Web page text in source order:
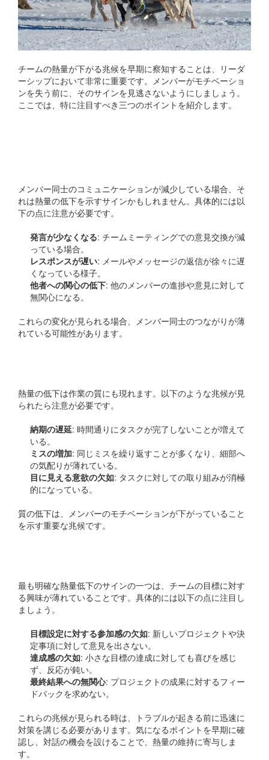
チームの熱量が下がる兆候を早期に察知することは、リーダ
ーシップにおいて非常に重要です。メンバーがモチベーショ
ンを失う前に、そのサインを見逃さないようにしましょう。
ここでは、特に注目すべき三つのポイントを紹介します。
メンバー同士のコミュニケーションが減少している場合、そ
れは熱量の低下を示すサインかもしれません。具体的には以
下の点に注意が必要です。
発言が少なくなる: チームミーティングでの意見交換が減
っている場合。
レスポンスが遅い: メールやメッセージの返信が徐々に遅
くなっている様子。
他者への関心の低下: 他のメンバーの進捗や意見に対して
無関心になる。
これらの変化が見られる場合、メンバー同士のつながりが薄
れている可能性があります。
熱量の低下は作業の質にも現れます。以下のような兆候が見
られたら注意が必要です。
納期の遅延: 時間通りにタスクが完了しないことが増えて
いる。
ミスの増加: 同じミスを繰り返すことが多くなり、細部へ
の気配りが薄れている。
目に見える意欲の欠如: タスクに対しての取り組みが消極
的になっている。
質の低下は、メンバーのモチベーションが下がっていること
を示す重要な兆候です。
最も明確な熱量低下のサインの一つは、チームの目標に対す
る興味が薄れていることです。具体的には以下の点に注目し
ましょう。
目標設定に対する参加感の欠如: 新しいプロジェクトや決
定事項に対して意見を出さない。
達成感の欠如: 小さな目標の達成に対しても喜びを感じ
ず、反応が鈍い。
最終結果への無関心: プロジェクトの成果に対するフィー
ドバックを求めない。
これらの兆候が見られる時は、トラブルが起きる前に迅速に
対策を講じる必要があります。気になるポイントを早期に確
認し、対話の機会を設けることで、熱量の維持に寄与しま
す。